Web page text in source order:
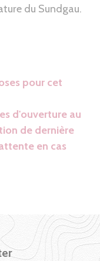
du Sundgau.
pour cet
d'ouverture au
de dernière
en cas